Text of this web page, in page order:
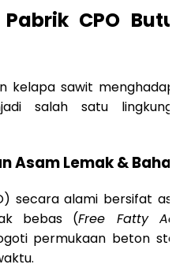
CPO
kelapa sawit
salah satu
Asam Lemak &
secara alami bersifat
bebas (Free Fatty
permukaan beton